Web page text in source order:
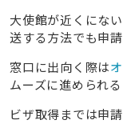
大使館が近くにな
送する方法でも申請
窓口に出向く際は
ムーズに進められる
ビザ取得までは申